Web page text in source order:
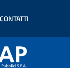
CONTATTI